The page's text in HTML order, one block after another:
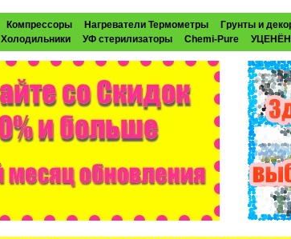
Компрессоры Нагреватели Термометры Грунты и
Холодильники УФ стерилизаторы Chemi-Pure